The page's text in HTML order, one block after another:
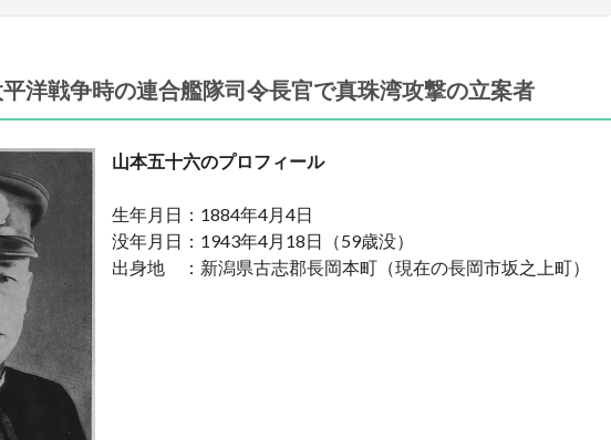
洋戦争時の連合艦隊司令長官で真珠湾攻撃の立案者
山本五十六のプロフィール
生年月日：1884年4月4日
没年月日：1943年4月18日（59歳没）
出身地 ：新潟県古志郡長岡本町（現在の長岡市坂之上町）